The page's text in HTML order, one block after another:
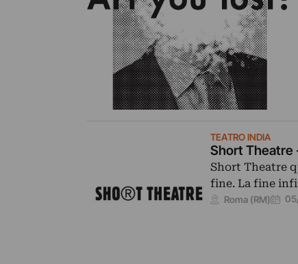
TEATRO INDIA
Short Theatre
Short Theatre
fine. La fine
Roma (RM)